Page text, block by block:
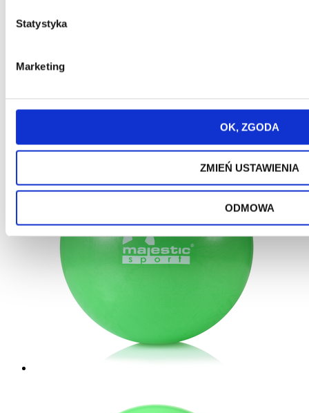
Statystyka
Marketing
OK, ZGODA
ZMIEŃ USTAWIENIA
ODMOWA
Bestseller